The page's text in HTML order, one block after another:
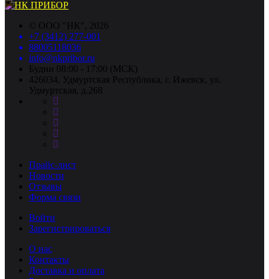
© ООО "НК", 2026
+7 (3412) 277-001
88005118036
info@nkpribor.ru
Будни 08:00 - 17:00 (МСК)
426034, Удмуртская Республика, г. Ижевск, ул.
Удмуртская, д.268
Прайс-лист
Новости
Отзывы
Форма связи
Войти
Зарегистрироваться
О нас
Контакты
Доставка и оплата